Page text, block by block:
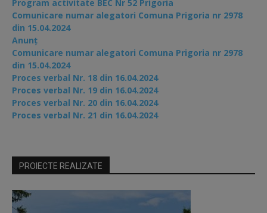
Program activitate BEC Nr 52 Prigoria
Comunicare numar alegatori Comuna Prigoria nr 2978
din 15.04.2024
Anunț
Comunicare numar alegatori Comuna Prigoria nr 2978
din 15.04.2024
Proces verbal Nr. 18 din 16.04.2024
Proces verbal Nr. 19 din 16.04.2024
Proces verbal Nr. 20 din 16.04.2024
Proces verbal Nr. 21 din 16.04.2024
PROIECTE REALIZATE